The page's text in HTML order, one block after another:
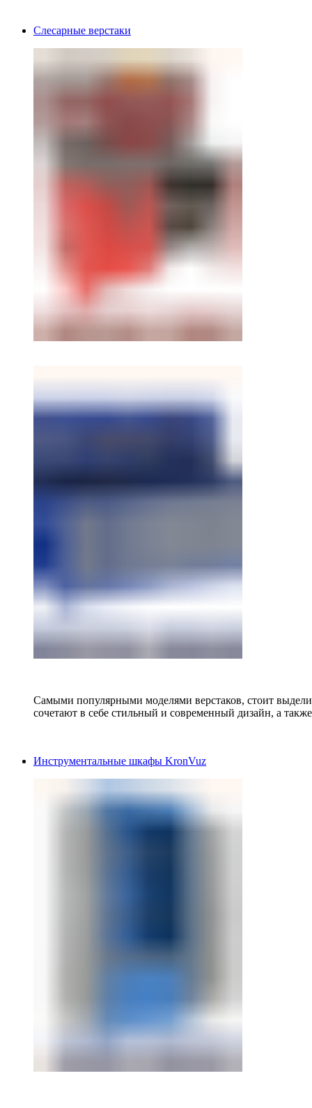
Слесарные верстаки
Самыми популярными моделями верстаков, стоит
сочетают в себе стильный и современный дизайн, а
Инструментальные шкафы KronVuz